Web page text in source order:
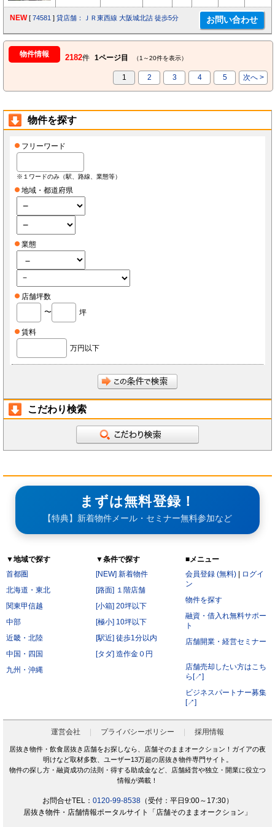
NEW [ 74581 ] 貸店舗：ＪＲ東西線 大阪城北詰 徒歩5分
物件情報 2182件 1ページ目 （1～20件を表示）
1 2 3 4 5 次へ >
物件を探す
フリーワード
※１ワードのみ（駅、路線、業態等）
地域・都道府県
業態
店舗坪数
〜
坪
賃料
万円以下
こだわり検索
まずは無料登録！
【特典】新着物件メール・セミナー無料参加など
▼地域で探す
首都圏
北海道・東北
関東甲信越
中部
近畿・北陸
中国・四国
九州・沖縄
▼条件で探す
[NEW] 新着物件
[路面] １階店舗
[小箱] 20坪以下
[極小] 10坪以下
[駅近] 徒歩1分以内
[タダ] 造作金０円
■メニュー
会員登録 (無料)
ログイ
ン
物件を探す
融資・借入れ無料サポー
ト
店舗開業・経営セミナー
店舗売却したい方はこち
ら[↗]
ビジネスパートナー募集
[↗]
運営会社 プライバシーポリシー 採用情報
居抜き物件・飲食居抜き店舗をお探しなら、店舗そのままオークション！ガイアの夜
明けなど取材多数、ユーザー13万超の居抜き物件専門サイト。
物件の探し方・融資成功の法則・得する助成金など、店舗経営や独立・開業に役立つ
情報が満載！
お問合せTEL： 0120-99-8538（受付：平日9:00～17:30）
居抜き物件・店舗情報ポータルサイト「店舗そのままオークション」